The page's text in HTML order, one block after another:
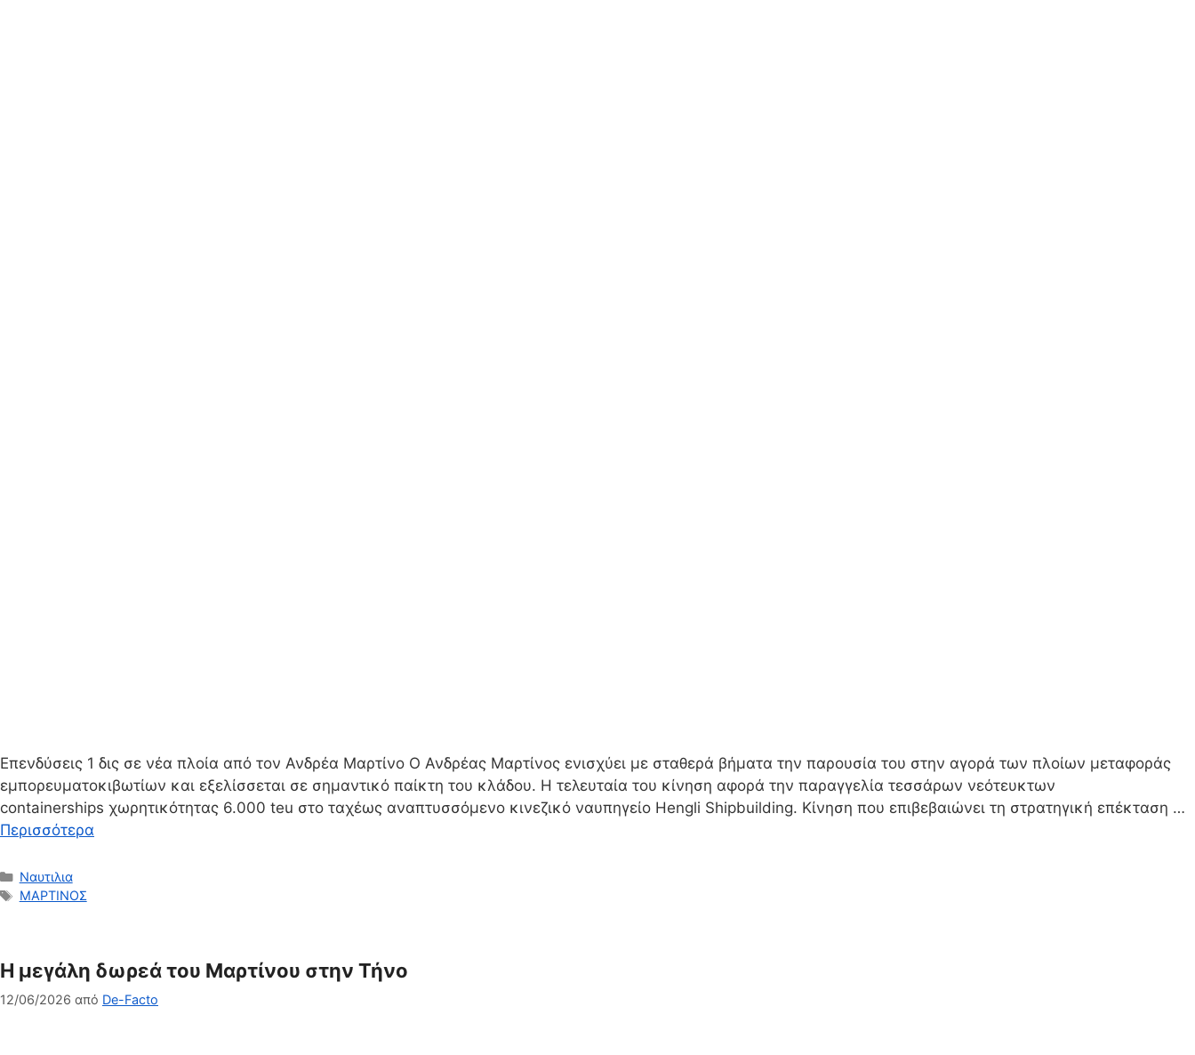
Επενδύσεις 1 δις σε νέα πλοία από τον Ανδρέα Μαρτίνο Ο Ανδρέας Μαρτίνος ενισχύει με σταθερά βήματα την παρουσία του στην αγορά των πλοίων μεταφοράς
εμπορευματοκιβωτίων και εξελίσσεται σε σημαντικό παίκτη του κλάδου. Η τελευταία του κίνηση αφορά την παραγγελία τεσσάρων νεότευκτων
containerships χωρητικότητας 6.000 teu στο ταχέως αναπτυσσόμενο κινεζικό ναυπηγείο Hengli Shipbuilding. Κίνηση που επιβεβαιώνει τη στρατηγική επέκταση …
Περισσότερα
Κατηγορίες
Ναυτιλια
Ετικέτες
ΜΑΡΤΙΝΟΣ
Η μεγάλη δωρεά του Μαρτίνου στην Τήνο
12/06/2026 από De-Facto